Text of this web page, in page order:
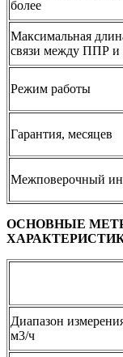
более
Максимальная
связи между ППР
Режим работы
Гарантия, месяцев
Межповерочный
ОСНОВНЫЕ
Диапазон
м3/ч